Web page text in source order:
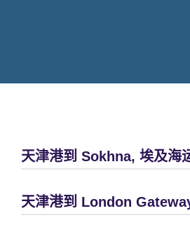
天津港到 Sokhna, 埃及海
天津港到 London